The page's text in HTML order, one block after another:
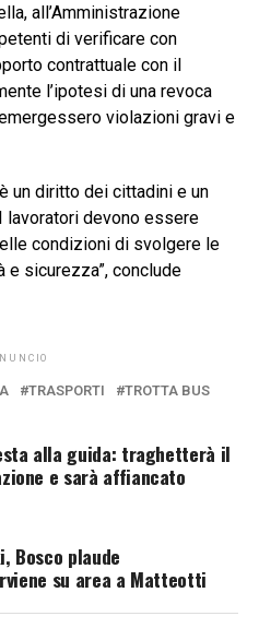
all’Amministrazione
di verificare con
contrattuale con il
l’ipotesi di una revoca
violazioni gravi e
un diritto dei cittadini e un
devono essere
condizioni di svolgere le
e sicurezza”, conclude
TRASPORTI TROTTA BUS
alla guida: traghetterà il
e sarà affiancato
Bosco plaude
su area a Matteotti